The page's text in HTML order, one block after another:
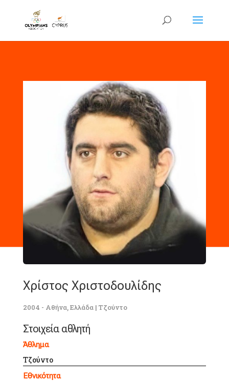
Χρίστος Χριστοδουλίδης
2004 - Αθήνα, Ελλάδα| Τζούντο
Στοιχεία αθλητή
Άθλημα
Τζούντο
Εθνικότητα